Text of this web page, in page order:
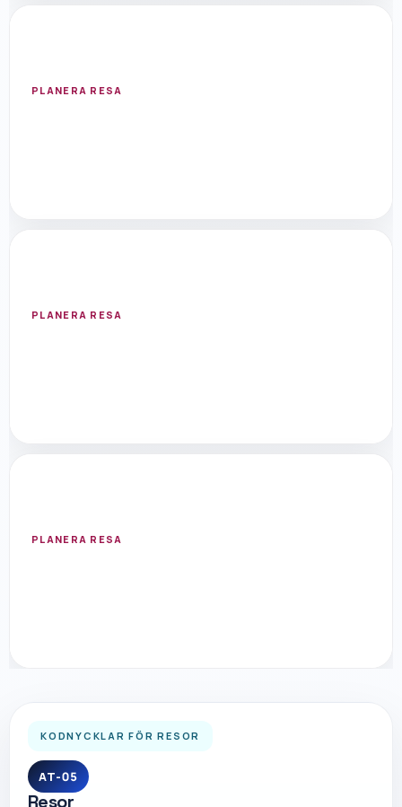
PLANERA RESA
PLANERA RESA
PLANERA RESA
KODNYCKLAR FÖR RESOR
AT-05
Resor